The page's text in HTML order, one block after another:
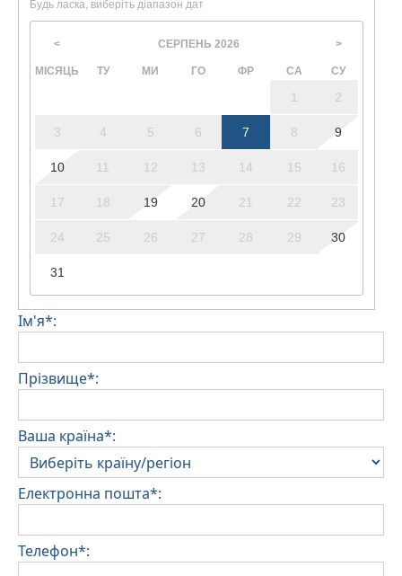
домашніми тваринами, що необхідно підтвердити
під час бронювання.
на випадок пошкодження майна)
Будь ласка, виберіть діапазон дат
< СЕРПЕНЬ 2026 >
МІСЯЦЬ ТУ МИ ГО ФР СА СУ
1 2
3 4 5 6 7 8 9
10 11 12 13 14 15 16
17 18 19 20 21 22 23
24 25 26 27 28 29 30
31
Ім'я*:
Прізвище*:
Ваша країна*:
Електронна пошта*:
Телефон*: